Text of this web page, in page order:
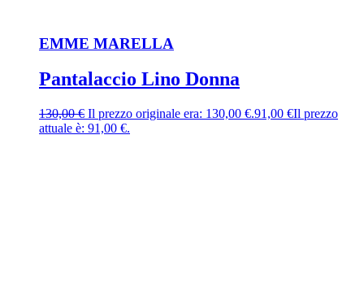
EMME MARELLA
Pantalaccio Lino Donna
130,00€ Il prezzo originale era: 130,00 €.91,00 €Il prezzo
attuale è: 91,00 €.